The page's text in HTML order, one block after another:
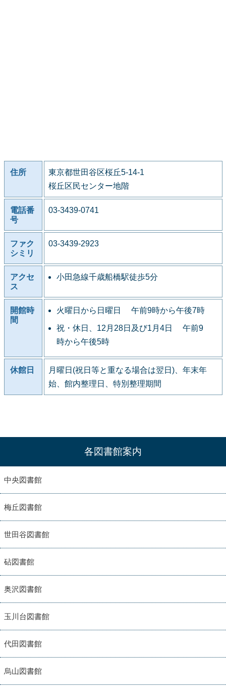
住所
東京都世田谷区桜丘5-14-1
桜丘区民センター地階
電話番
号
03-3439-0741
ファク
シミリ
03-3439-2923
アクセ
ス
小田急線千歳船橋駅徒歩5分
開館時
間
火曜日から日曜日 午前9時から午後7時
祝・休日、12月28日及び1月4日 午前9
時から午後5時
休館日
月曜日(祝日等と重なる場合は翌日)、年末年
始、館内整理日、特別整理期間
各図書館案内
中央図書館
梅丘図書館
世田谷図書館
砧図書館
奥沢図書館
玉川台図書館
代田図書館
烏山図書館